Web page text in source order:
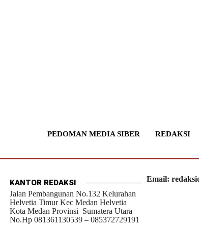
PEDOMAN MEDIA SIBER REDAKSI
KANTOR REDAKSI
Jalan Pembangunan No.132 Kelurahan
Helvetia Timur Kec Medan Helvetia
Kota Medan Provinsi Sumatera Utara
No.Hp 081361130539 – 085372729191
Email: